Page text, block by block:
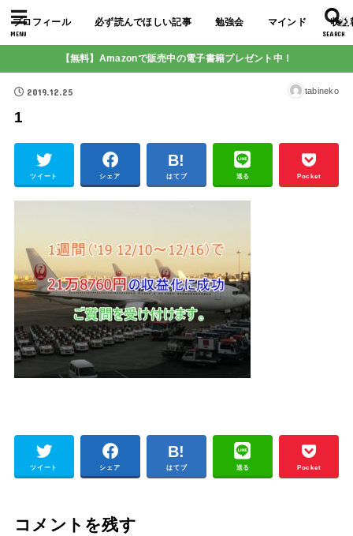
SEARCH
MENU
プロフィール 必ず読んでほしい記事 勉強会 マインド 収益
【無料】Amazonで販売中の電子書籍プレゼント中！
2019.12.25 tabineko
1
ツイート シェア はてブ 送る Pocket
ツイート シェア はてブ 送る Pocket
コメントを残す